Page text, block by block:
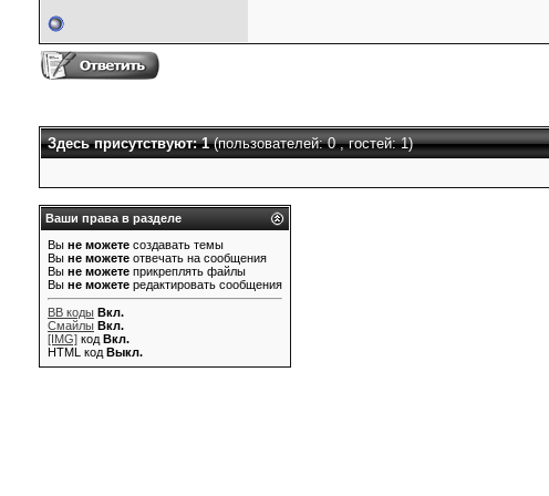
Здесь присутствуют: 1(пользователей: 0 , гостей: 1)
Ваши права в разделе
Вы не можете создавать темы
Вы не можете отвечать на сообщения
Вы не можете прикреплять файлы
Вы не можете редактировать сообщения
BB коды Вкл.
Смайлы Вкл.
[IMG] код Вкл.
HTML код Выкл.